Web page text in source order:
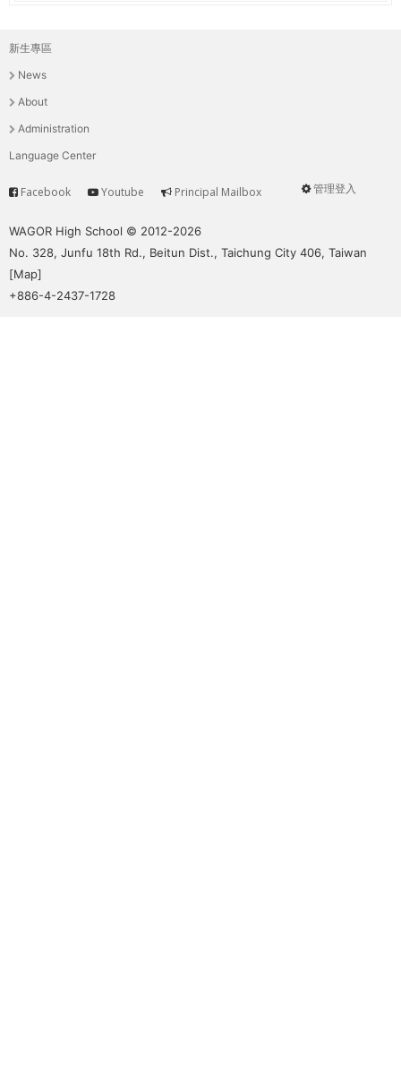
主
選
單
新生專區
News
About
Administration
Language Center
User
管理登入
Service
Facebook Youtube Principal Mailbox
WAGOR High School © 2012-2026
No. 328, Junfu 18th Rd., Beitun Dist., Taichung City 406, Taiwan
[Map]
+886-4-2437-1728